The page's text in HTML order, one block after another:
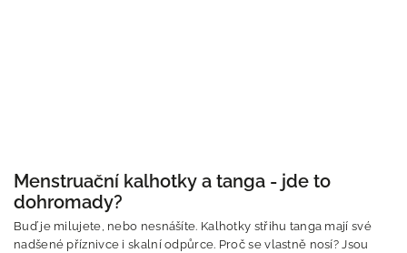
Menstruační kalhotky a tanga - jde to
dohromady?
Buď je milujete, nebo nesnášíte. Kalhotky střihu tanga mají své
nadšené příznivce i skalní odpůrce. Proč se vlastně nosí? Jsou